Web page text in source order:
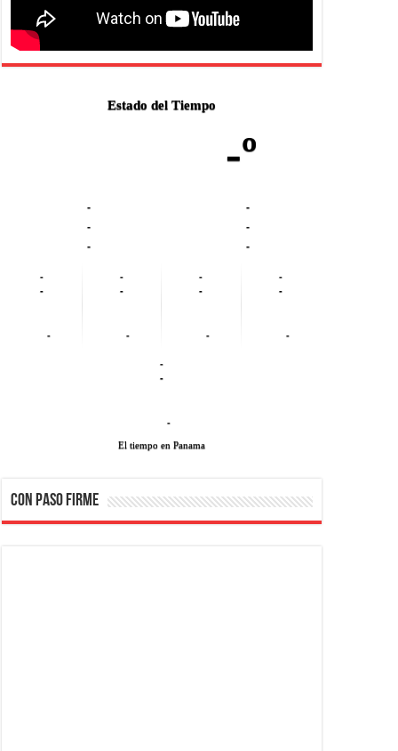
Estado del Tiempo
-º
-
-
-
-
-
-
-
-
-
-
-
-
-
-
-
-
-
-
-
-
-
El tiempo en Panama
CON PASO FIRME